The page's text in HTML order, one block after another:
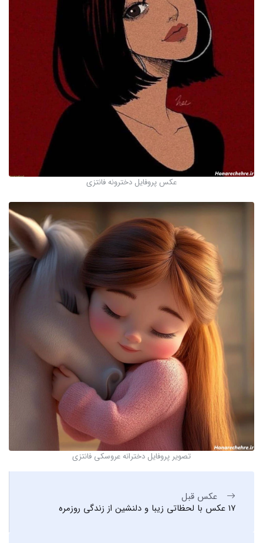
عکس پروفایل دخترونه فانتزی
تصویر پروفایل دخترانه عروسکی فانتزی
عکس قبل
17 عکس با لحظاتی زیبا و دلنشین از زندگی روزمره